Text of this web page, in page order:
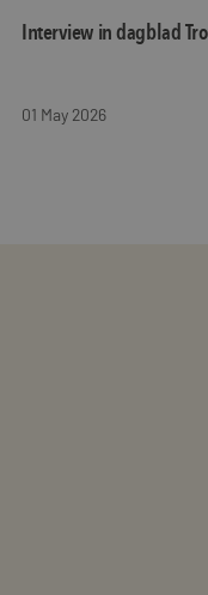
Interview in dagblad
01 May 2026